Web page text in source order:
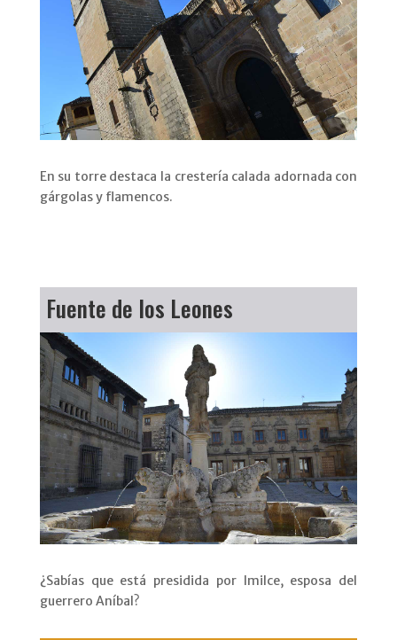
En su torre destaca la crestería calada adornada con
gárgolas y flamencos.
Fuente de los Leones
¿Sabías que está presidida por Imilce, esposa del
guerrero Aníbal?